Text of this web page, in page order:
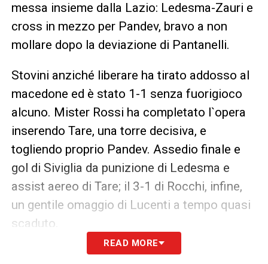
messa insieme dalla Lazio: Ledesma-Zauri e
cross in mezzo per Pandev, bravo a non
mollare dopo la deviazione di Pantanelli.
Stovini anziché liberare ha tirato addosso al
macedone ed è stato 1-1 senza fuorigioco
alcuno. Mister Rossi ha completato l`opera
inserendo Tare, una torre decisiva, e
togliendo proprio Pandev. Assedio finale e
gol di Siviglia da punizione di Ledesma e
assist aereo di Tare; il 3-1 di Rocchi, infine,
un gentile omaggio di Lucenti a tempo quasi
scaduto.
Così i biancocelesti: Ballotta, Belleri (39`
READ MORE